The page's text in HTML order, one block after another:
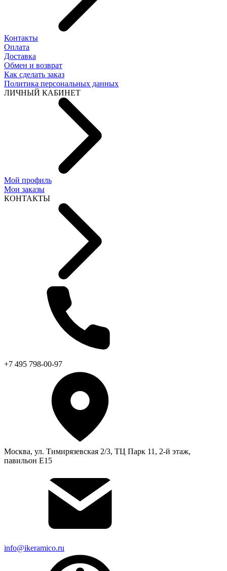
Контакты
Оплата
Доставка
Обмен и возврат
Как сделать заказ
Политика персональных данных
ЛИЧНЫЙ КАБИНЕТ
Мой профиль
Мои заказы
КОНТАКТЫ
+7 495 798-00-97
Москва, ул. Тимирязевская 2/3, ТЦ Парк 11, 2-й этаж,
павильон Е15
info@ikeramico.ru